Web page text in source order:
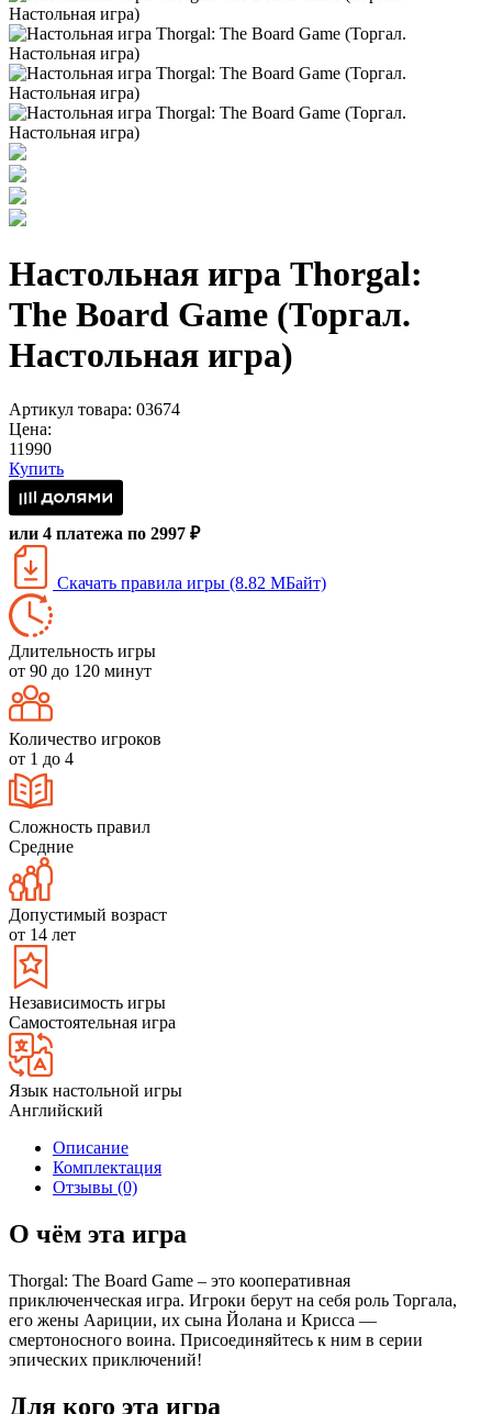
Настольная игра Thorgal:
The Board Game (Торгал.
Настольная игра)
Артикул товара: 03674
Цена:
11990
Купить
или 4 платежа по 2997 ₽
Скачать правила игры (8.82 МБайт)
Длительность игры
от 90 до 120 минут
Количество игроков
от 1 до 4
Сложность правил
Средние
Допустимый возраст
от 14 лет
Независимость игры
Самостоятельная игра
Язык настольной игры
Английский
Описание
Комплектация
Отзывы (0)
О чём эта игра
Thorgal: The Board Game – это кооперативная
приключенческая игра. Игроки берут на себя роль Торгала,
его жены Аариции, их сына Йолана и Крисса —
смертоносного воина. Присоединяйтесь к ним в серии
эпических приключений!
Для кого эта игра